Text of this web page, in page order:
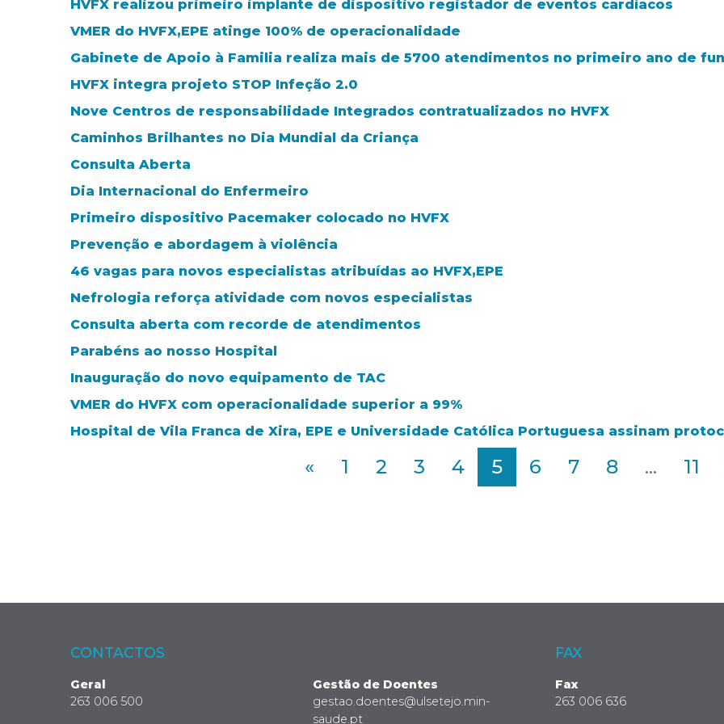
HVFX realizou primeiro implante de dispositivo registador de eventos cardíacos
VMER do HVFX,EPE atinge 100% de operacionalidade
Gabinete de Apoio à Familia realiza mais de 5700 atendimentos no primeiro ano de
HVFX integra projeto STOP Infeção 2.0
Nove Centros de responsabilidade Integrados contratualizados no HVFX
Caminhos Brilhantes no Dia Mundial da Criança
Consulta Aberta
Dia Internacional do Enfermeiro
Primeiro dispositivo Pacemaker colocado no HVFX
Prevenção e abordagem à violência
46 vagas para novos especialistas atribuídas ao HVFX,EPE
Nefrologia reforça atividade com novos especialistas
Consulta aberta com recorde de atendimentos
Parabéns ao nosso Hospital
Inauguração do novo equipamento de TAC
VMER do HVFX com operacionalidade superior a 99%
Hospital de Vila Franca de Xira, EPE e Universidade Católica Portuguesa assinam
« 1 2 3 4 5 6 7 8 ... 11
CONTACTOS
Geral
263 006 500
Gestão de Doentes
gestao.doentes@ulsetejo.min-
saude.pt
FAX
Fax
263 006 636